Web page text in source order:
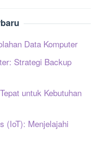
Data Komputer
Strategi Backup
untuk Kebutuhan
(IoT): Menjelajahi